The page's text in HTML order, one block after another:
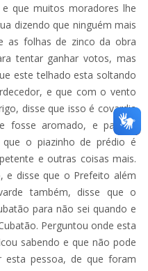
e que muitos moradores lhe
dizendo que ninguém mais
as folhas de zinco da obra
tentar ganhar votos, mas
este telhado esta soltando
e que com o vento
disse que isso é covardia
fosse aromado, e para o
o piazinho de prédio é
e outras coisas mais.
e disse que o Prefeito além
também, disse que o
para não sei quando e
Perguntou onde esta
sabendo e que não pode
esta pessoa, de que foram